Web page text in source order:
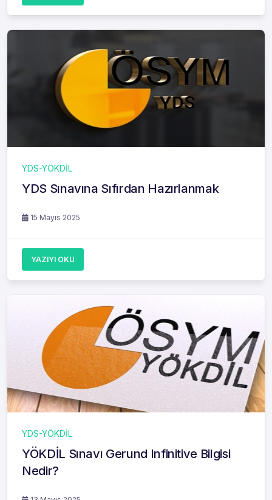
YDS-YÖKDİL
YDS Sınavına Sıfırdan Hazırlanmak
15 Mayıs 2025
YAZIYI OKU
YDS-YÖKDİL
YÖKDİL Sınavı Gerund Infinitive Bilgisi
Nedir?